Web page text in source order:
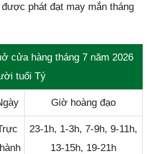
phát đạt may mắn tháng
cửa hàng tháng 7 năm 2026
tuổi Tý
Giờ hoàng đạo
23-1h, 1-3h, 7-9h, 9-11h,
13-15h, 19-21h